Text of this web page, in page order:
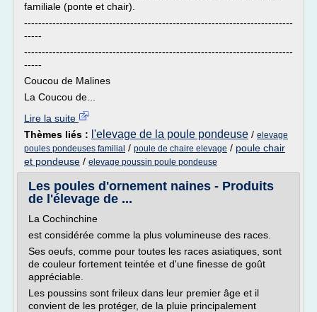
familiale (ponte et chair).
----------------------------------------------------------------------------
-----
----------------------------------------------------------------------------
-----
Coucou de Malines
La Coucou de...
Lire la suite
Thèmes liés : l'elevage de la poule pondeuse / elevage
poules pondeuses familial / poule de chaire elevage / poule chair
et pondeuse / elevage poussin poule pondeuse
Les poules d'ornement naines - Produits
de l'élevage de ...
La Cochinchine
est considérée comme la plus volumineuse des races.
Ses oeufs, comme pour toutes les races asiatiques, sont
de couleur fortement teintée et d'une finesse de goût
appréciable.
Les poussins sont frileux dans leur premier âge et il
convient de les protéger, de la pluie principalement